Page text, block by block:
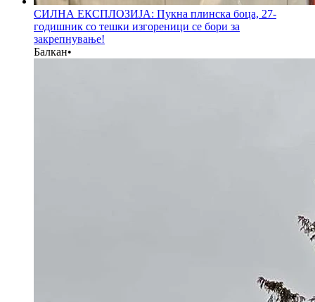
СИЛНА ЕКСПЛОЗИЈА: Пукна плинска боца, 27-
годишник со тешки изгореници се бори за
закрепнување!
Балкан•